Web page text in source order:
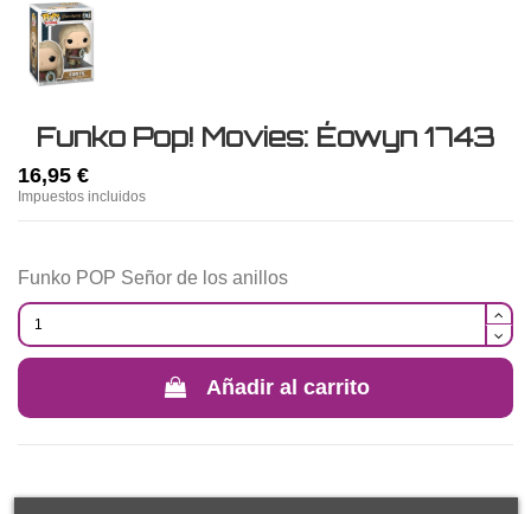
Funko Pop! Movies: Éowyn 1743
16,95 €
Impuestos incluidos
Funko POP Señor de los anillos
Añadir al carrito